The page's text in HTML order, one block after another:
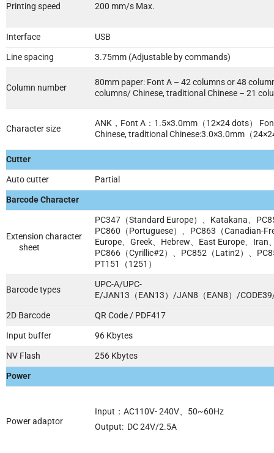
Printing speed 200 mm/s Max.
Interface
USB
Line spacing
3.75mm (Adjustable by commands)
Column number
80mm paper: Font A – 42 columns or 48
columns/ Chinese, traditional Chinese – 21
Character size
ANK，Font A：1.5×3.0mm（12×24 dots）
Chinese, traditional Chinese:3.0×3.0mm（
Cutter
Auto cutter
Partial
Barcode Character
Extension character
sheet
PC347（Standard Europe）、Katakana、
PC860（Portuguese）、PC863（Canadian-
Europe、Greek、Hebrew、East Europe、Iran
PC866（Cyrillic#2）、PC852（Latin2）、
PT151（1251）
Barcode types
UPC-A/UPC-
E/JAN13（EAN13）/JAN8（EAN8）/
2D Barcode
QR Code / PDF417
Input buffer
96 Kbytes
NV Flash
256 Kbytes
Power
Power adaptor
Input：AC110V- 240V、50~60Hz
Output: DC 24V/2.5A